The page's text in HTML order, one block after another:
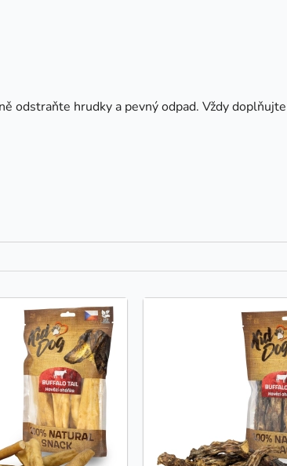
odstraňte hrudky a pevný odpad. Vždy